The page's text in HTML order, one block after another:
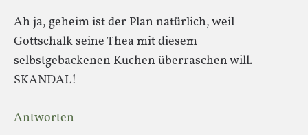
Ah ja, geheim ist der Plan natürlich, weil
Gottschalk seine Thea mit diesem
selbstgebackenen Kuchen überraschen will.
SKANDAL!
Antworten